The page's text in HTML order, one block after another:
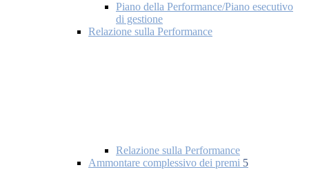
Piano della Performance/Piano esecutivo
di gestione
Relazione sulla Performance
Relazione sulla Performance
Ammontare complessivo dei premi 5